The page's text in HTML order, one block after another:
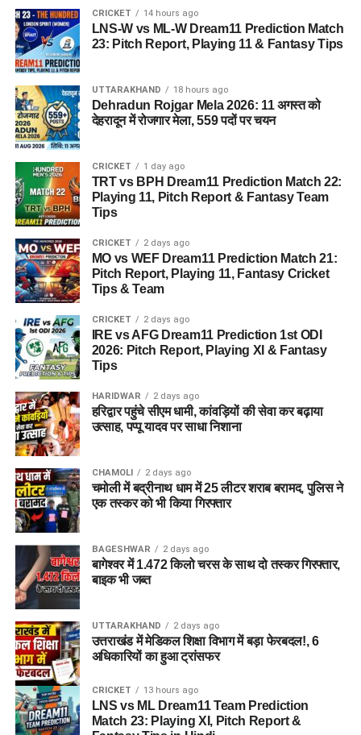
CRICKET 14 hours ago
LNS-W vs ML-W Dream11 Prediction Match
23: Pitch Report, Playing 11 & Fantasy Tips
UTTARAKHAND 18 hours ago
Dehradun Rojgar Mela 2026: 11 अगस्त को
देहरादून में रोजगार मेला, 559 पदों पर चयन
CRICKET 1 day ago
TRT vs BPH Dream11 Prediction Match 22:
Playing 11, Pitch Report & Fantasy Team
Tips
CRICKET 2 days ago
MO vs WEF Dream11 Prediction Match 21:
Pitch Report, Playing 11, Fantasy Cricket
Tips & Team
CRICKET 2 days ago
IRE vs AFG Dream11 Prediction 1st ODI
2026: Pitch Report, Playing XI & Fantasy
Tips
HARIDWAR 2 days ago
हरिद्वार पहुंचे सीएम धामी, कांवड़ियों की सेवा कर बढ़ाया
उत्साह, पप्पू यादव पर साधा निशाना
CHAMOLI 2 days ago
चमोली में बद्रीनाथ धाम में 25 लीटर शराब बरामद, पुलिस ने
एक तस्कर को भी किया गिरफ्तार
BAGESHWAR 2 days ago
बागेश्वर में 1.472 किलो चरस के साथ दो तस्कर गिरफ्तार,
बाइक भी जब्त
UTTARAKHAND 2 days ago
उत्तराखंड में मेडिकल शिक्षा विभाग में बड़ा फेरबदल!, 6
अधिकारियों का हुआ ट्रांसफर
CRICKET 13 hours ago
LNS vs ML Dream11 Team Prediction
Match 23: Playing XI, Pitch Report &